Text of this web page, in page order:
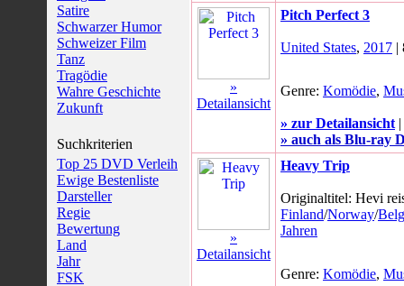
Satire
Schwarzer Humor
Schweizer Film
Tanz
Tragödie
Wahre Geschichte
Zukunft
Suchkriterien
Top 25 DVD Verleih
Ewige Bestenliste
Darsteller
Regie
Bewertung
Land
Jahr
FSK
»
Detailansicht
Pitch Perfect 3
United States, 2017 |
Genre: Komödie,
» zur Detailansicht |
» auch als Blu-ray
»
Detailansicht
Heavy Trip
Originaltitel: Hevi
Finland/Norway/
Jahren
Genre: Komödie,